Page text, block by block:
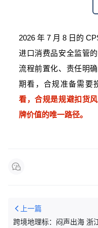
2026 年 7 月 8 日的
进口消费品安全监管
流程前置化、责任明
期看，合规准备需要
看，合规是规避扣货
牌价值的唯一路径。
上一篇
跨境地理标：闷声出海 浙